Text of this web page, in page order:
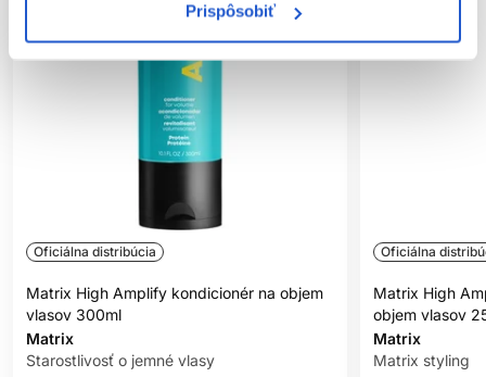
Prispôsobiť
Oficiálna distribúcia
Matrix High Amplify kondicionér na objem
vlasov 300ml
Matrix
Starostlivosť o jemné vlasy
Oficiálna
Matrix High
objem vlasov
Matrix
Matrix styling